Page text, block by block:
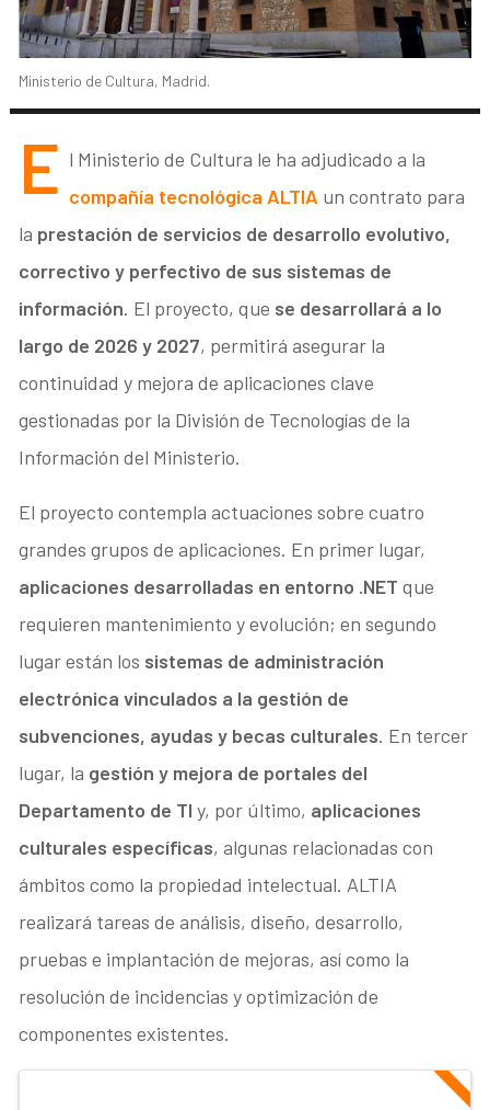
Ministerio de Cultura, Madrid.
E l Ministerio de Cultura le ha adjudicado a la
compañía tecnológica ALTIA un contrato para
la prestación de servicios de desarrollo evolutivo,
correctivo y perfectivo de sus sistemas de
información. El proyecto, que se desarrollará a lo
largo de 2026 y 2027, permitirá asegurar la
continuidad y mejora de aplicaciones clave
gestionadas por la División de Tecnologías de la
Información del Ministerio.
El proyecto contempla actuaciones sobre cuatro
grandes grupos de aplicaciones. En primer lugar,
aplicaciones desarrolladas en entorno .NET que
requieren mantenimiento y evolución; en segundo
lugar están los sistemas de administración
electrónica vinculados a la gestión de
subvenciones, ayudas y becas culturales. En tercer
lugar, la gestión y mejora de portales del
Departamento de TI y, por último, aplicaciones
culturales específicas, algunas relacionadas con
ámbitos como la propiedad intelectual. ALTIA
realizará tareas de análisis, diseño, desarrollo,
pruebas e implantación de mejoras, así como la
resolución de incidencias y optimización de
componentes existentes.